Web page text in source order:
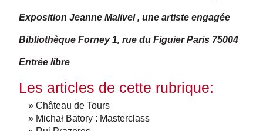
Exposition Jeanne Malivel , une artiste engagée
Bibliothèque Forney 1, rue du Figuier Paris 75004
Entrée libre
Les articles de cette rubrique:
» Château de Tours
» Michał Batory : Masterclass